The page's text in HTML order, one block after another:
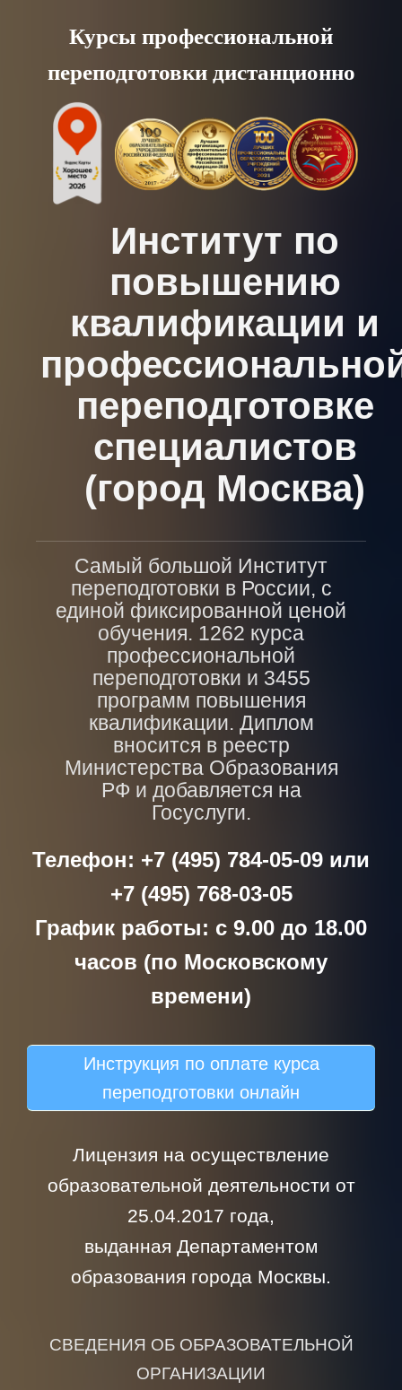
content
Курсы профессиональной
переподготовки дистанционно
Институт по
повышению
квалификации и
переподготовке
специалистов
(город Москва)
Самый большой Институт
переподготовки в России, с
единой фиксированной ценой
обучения. 1262 курса
профессиональной
переподготовки и 3455
программ повышения
квалификации. Диплом
вносится в реестр
Министерства Образования
РФ и добавляется на
Госуслуги.
Телефон: +7 (495) 784-05-09 или
+7 (495) 768-03-05
График работы: с 9.00 до 18.00
часов (по Московскому
времени)
Инструкция по оплате курса
переподготовки онлайн
Лицензия на осуществление
образовательной деятельности от
25.04.2017 года,
выданная Департаментом
образования города Москвы.
СВЕДЕНИЯ ОБ ОБРАЗОВАТЕЛЬНОЙ
ОРГАНИЗАЦИИ